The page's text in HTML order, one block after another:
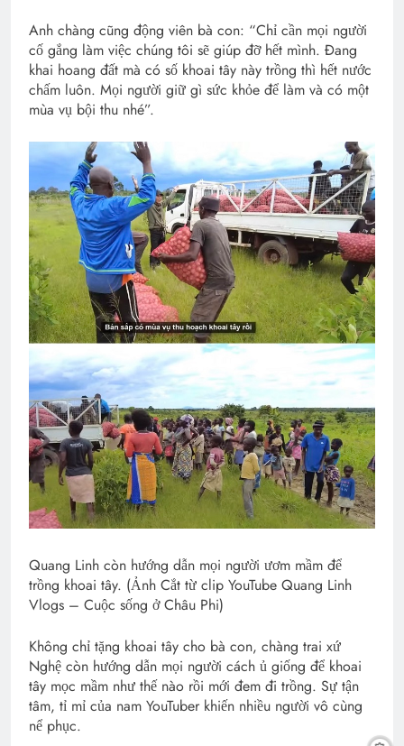
Anh chàng cũng động viên bà con: “Chỉ cần mọi người
cố gắng làm việc chúng tôi sẽ giúp đỡ hết mình. Đang
khai hoang đất mà có số khoai tây này trồng thì hết nước
chấm luôn. Mọi người giữ gì sức khỏe để làm và có một
mùa vụ bội thu nhé”.
Quang Linh còn hướng dẫn mọi người ươm mầm để
trồng khoai tây. (Ảnh Cắt từ clip YouTube Quang Linh
Vlogs – Cuộc sống ở Châu Phi)
Không chỉ tặng khoai tây cho bà con, chàng trai xứ
Nghệ còn hướng dẫn mọi người cách ủ giống để khoai
tây mọc mầm như thế nào rồi mới đem đi trồng. Sự tận
tâm, tỉ mỉ của nam YouTuber khiến nhiều người vô cùng
nể phục.